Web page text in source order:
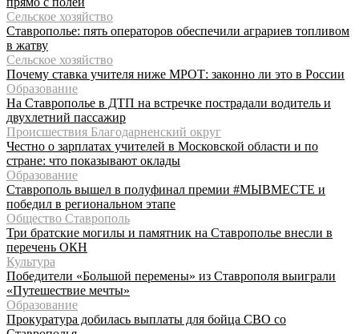
Сельское хозяйство
Ставрополье: пять операторов обеспечили аграриев топливом
в жатву
Сельское хозяйство
Почему ставка учителя ниже МРОТ: законно ли это в России
Образование
На Ставрополье в ДТП на встречке пострадали водитель и
двухлетний пассажир
Происшествия Благодарненский округ
Честно о зарплатах учителей в Московской области и по
стране: что показывают оклады
Образование
Ставрополь вышел в полуфинал премии #МЫВМЕСТЕ и
победил в региональном этапе
Общество Ставрополь
Три братские могилы и памятник на Ставрополье внесли в
перечень ОКН
Культура
Победители «Большой перемены» из Ставрополя выиграли
«Путешествие мечты»
Образование
Прокуратура добилась выплаты для бойца СВО со